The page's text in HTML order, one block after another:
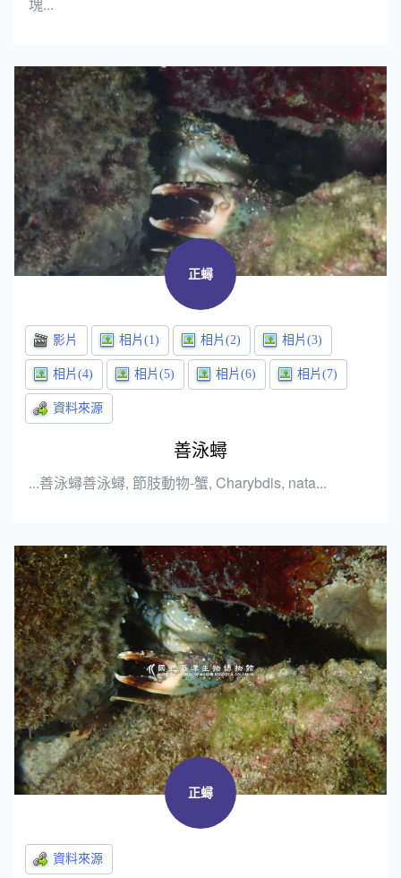
正蟳
善泳蟳
...善泳蟳善泳蟳, 節肢動物-蟹, Charybdis, nata...
正蟳